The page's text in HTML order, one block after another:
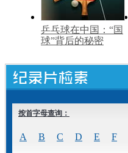
乒乓球在中国：“国
球”背后的秘密
按首字母查询：
A B C D E F